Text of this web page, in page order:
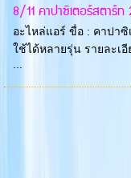
8/11 คาปาซิเตอร์สตาร์
อะไหล่แอร์ ขื่อ : คาปา
ใช้ได้หลายรุ่น รายละเอี
...